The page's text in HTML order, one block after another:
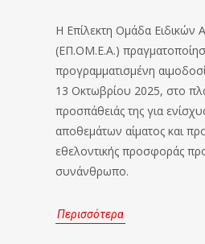
Η Επίλεκτη Ομάδα Ειδικών
(ΕΠ.ΟΜ.Ε.Α.)
προγραμματισμένη
13 Οκτωβρίου 2025, στο
προσπάθειάς της για
αποθεμάτων αίματος και
εθελοντικής προσφοράς
συνάνθρωπο.
Περισσότερα